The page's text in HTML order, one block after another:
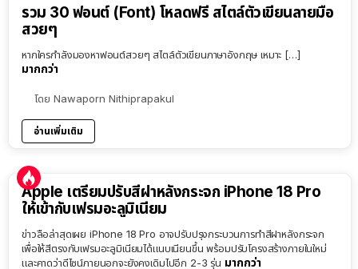
รวม 30 ฟอนต์ (Font) โหลดฟรี สไตล์ตัวเขียนลายมือ
สวยๆ
หากใครกำลังมองหาฟอนต์สวยๆ สไตล์ตัวเขียนภาษาอังกฤษ เหมาะ […]
มากกว่า
โดย Nawaporn Nithiprapakul
อ่านเพิ่มเติม
Apple เตรียมปรับสีฝาหลังกระจก iPhone 18 Pro
ให้เข้ากับเฟรมอะลูมิเนียม
ข่าวลือล่าสุดเผย iPhone 18 Pro อาจปรับปรุงกระบวนการทำสีฝาหลังกระจก
เพื่อให้สีตรงกับเฟรมอะลูมิเนียมได้แนบเนียนขึ้น พร้อมปรับโครงสร้างภายในใหม่
และคาดว่าดีไซน์ภายนอกจะยังคงเดิมไปอีก 2-3 รุ่น มากกว่า